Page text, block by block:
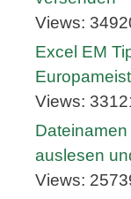
Views:
Excel EM
Views:
auslesen
Views: